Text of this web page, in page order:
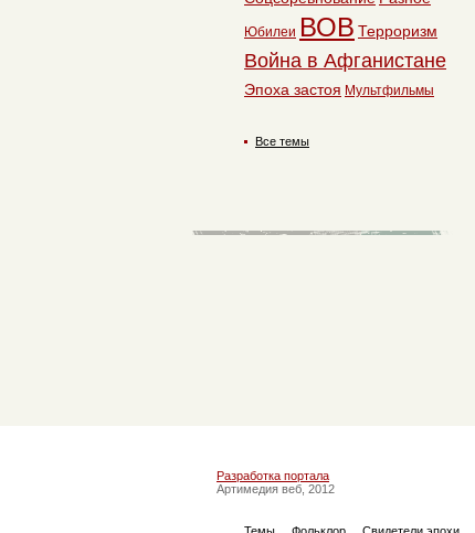
Юбилеи ВОВ Терроризм
Война в Афганистане
Эпоха застоя Мультфильмы
Все темы
Разработка портала
Артимедия веб, 2012